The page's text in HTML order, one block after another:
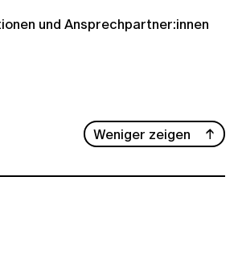
und Ansprechpartner:innen
Weniger zeigen